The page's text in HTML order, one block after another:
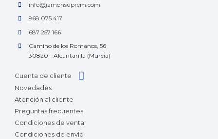
info@jamonsuprem.com
968 075 417
687 257 166
Camino de los Romanos, 56
30820 - Alcantarilla (Murcia)
Cuenta de cliente
Novedades
Atención al cliente
Preguntas frecuentes
Condiciones de venta
Condiciones de envío